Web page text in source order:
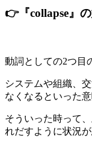
👉『collapse』
動詞としての2つ目
システムや組織、
なくなるといった意
そういった時って
れだすように状況